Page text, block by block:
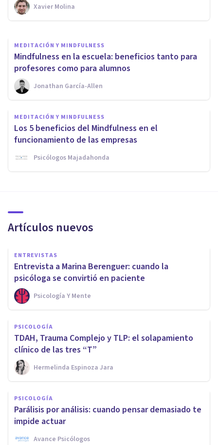
Xavier Molina
Psicología Y Mente
MEDITACIÓN Y MINDFULNESS
​Mindfulness en la escuela: beneficios tanto para
profesores como para alumnos
Jonathan García-Allen
MEDITACIÓN Y MINDFULNESS
Los 5 beneficios del Mindfulness en el
funcionamiento de las empresas
Psicólogos Majadahonda
Artículos nuevos
ENTREVISTAS
Entrevista a Marina Berenguer: cuando la
psicóloga se convirtió en paciente
Psicología Y Mente
PSICOLOGÍA
TDAH, Trauma Complejo y TLP: el solapamiento
clínico de las tres “T”
Hermelinda Espinoza Jara
PSICOLOGÍA
Parálisis por análisis: cuando pensar demasiado te
impide actuar
Avance Psicólogos